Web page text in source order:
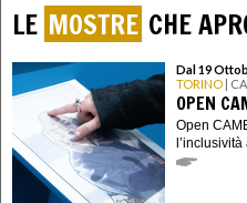
LE MOSTRE CHE
Dal 19
TORINO |
OPEN
Open